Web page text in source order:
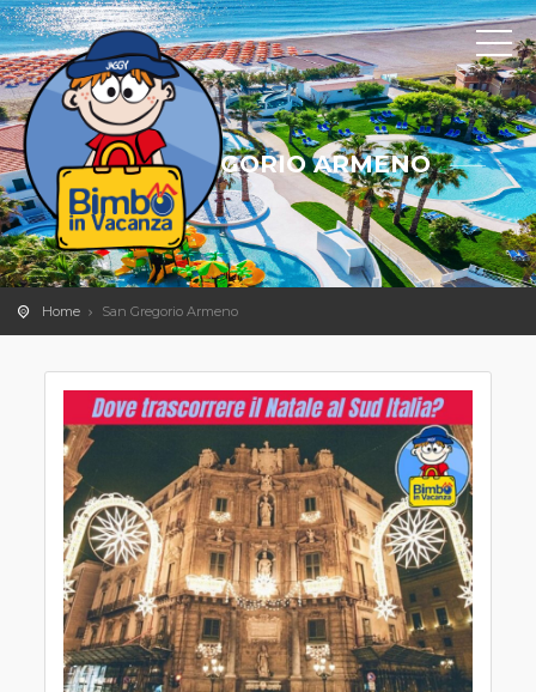
SAN GREGORIO ARMENO
Home San Gregorio Armeno